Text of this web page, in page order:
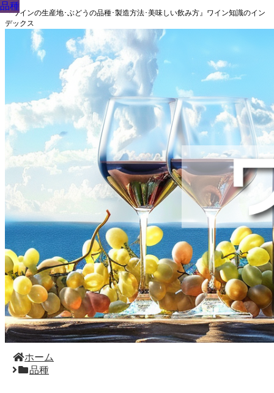
『ワインの生産地･ぶどうの品種･製造方法･美味しい飲み方』ワイン知識のイン
デックス
ホーム
品種
品種
品種
品種
品種
品種
品種
品種
品種
品種